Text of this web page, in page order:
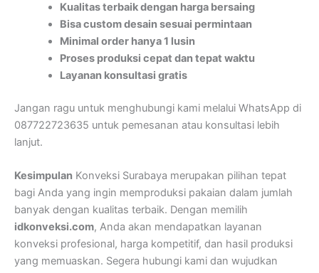
Kualitas terbaik dengan harga bersaing
Bisa custom desain sesuai permintaan
Minimal order hanya 1 lusin
Proses produksi cepat dan tepat waktu
Layanan konsultasi gratis
Jangan ragu untuk menghubungi kami melalui WhatsApp di
087722723635 untuk pemesanan atau konsultasi lebih
lanjut.
Kesimpulan Konveksi Surabaya merupakan pilihan tepat
bagi Anda yang ingin memproduksi pakaian dalam jumlah
banyak dengan kualitas terbaik. Dengan memilih
idkonveksi.com, Anda akan mendapatkan layanan
konveksi profesional, harga kompetitif, dan hasil produksi
yang memuaskan. Segera hubungi kami dan wujudkan